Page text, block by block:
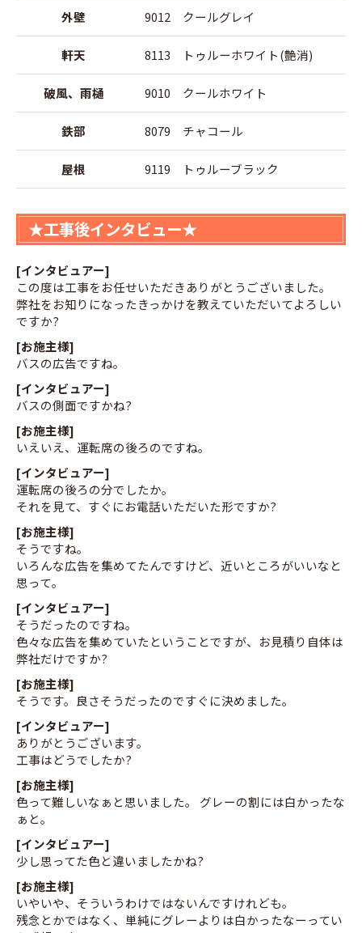
外壁 9012 クールグレイ
軒天 8113 トゥルーホワイト(艶消)
破風、雨樋 9010 クールホワイト
鉄部 8079 チャコール
屋根 9119 トゥルーブラック
★工事後インタビュー★
[インタビュアー]
この度は工事をお任せいただきありがとうございました。
弊社をお知りになったきっかけを教えていただいてよろしい
ですか?
[お施主様]
バスの広告ですね。
[インタビュアー]
バスの側面ですかね?
[お施主様]
いえいえ、運転席の後ろのですね。
[インタビュアー]
運転席の後ろの分でしたか。
それを見て、すぐにお電話いただいた形ですか?
[お施主様]
そうですね。
いろんな広告を集めてたんですけど、近いところがいいなと
思って。
[インタビュアー]
そうだったのですね。
色々な広告を集めていたということですが、お見積り自体は
弊社だけですか?
[お施主様]
そうです。良さそうだったのですぐに決めました。
[インタビュアー]
ありがとうございます。
工事はどうでしたか?
[お施主様]
色って難しいなぁと思いました。 グレーの割には白かったな
ぁと。
[インタビュアー]
少し思ってた色と違いましたかね?
[お施主様]
いやいや、そういうわけではないんですけれども。
残念とかではなく、単純にグレーよりは白かったなーってい